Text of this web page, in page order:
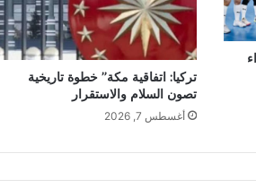
تركيا: اتفاقية مكة” خطوة تاريخية
تصون السلام والاستقرار
أغسطس 7, 2026